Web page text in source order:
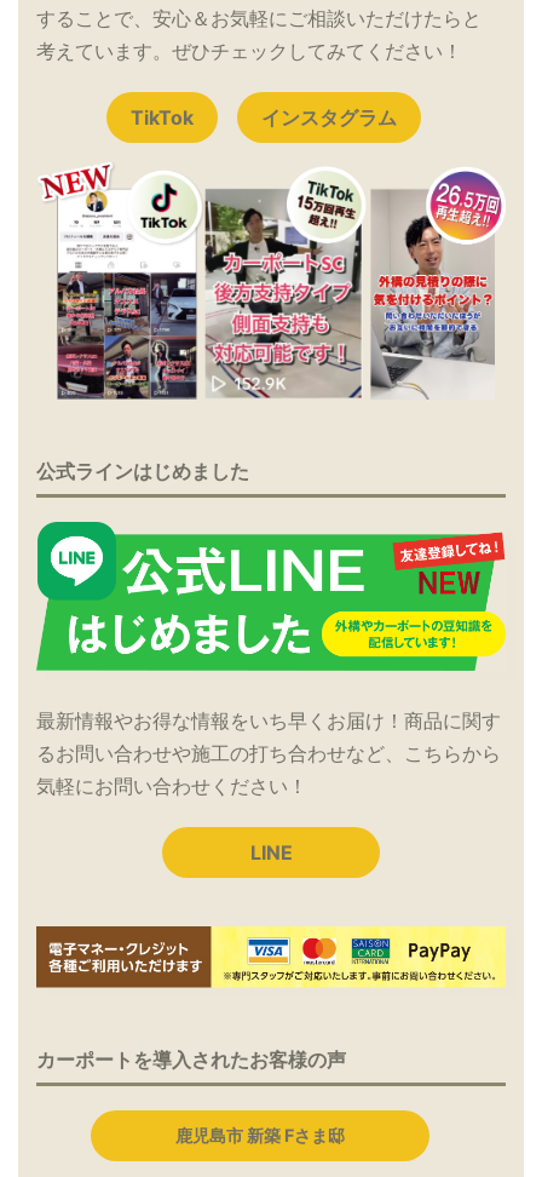
することで、安心＆お気軽にご相談いただけたらと
考えています。ぜひチェックしてみてください！
TikTok インスタグラム
公式ラインはじめました
最新情報やお得な情報をいち早くお届け！商品に関す
るお問い合わせや施工の打ち合わせなど、こちらから
気軽にお問い合わせください！
LINE
カーポートを導入されたお客様の声
鹿児島市 新築 Fさま邸